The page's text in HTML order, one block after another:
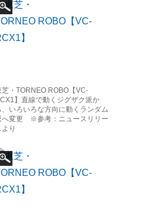
芝・TORNEO ROBO【VC-
】直線で動くジグザク派か
、いろいろな方向に動くランダム
へ変更 ※参考：ニュースリリー
より